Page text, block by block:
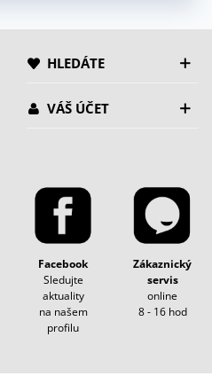
HLEDÁTE
VÁŠ ÚČET
Facebook
Sledujte
aktuality
na našem
profilu
Zákaznický
servis
online
8 - 16 hod